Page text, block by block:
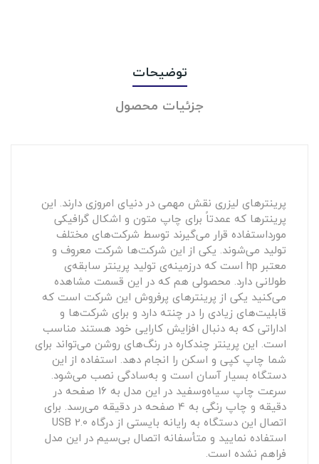
توضیحات
جزئیات محصول
پرینترهای لیزری نقش مهمی در دنیای امروزی دارند. این
پرینترها که عمدتاً برای چاپ متون و اشکال گرافیکی
مورداستفاده قرار می‌گیرند توسط شرکت‌های مختلف
تولید می‌شوند. یکی از این شرکت‌ها شرکت معروف و
معتبر hp است که درزمینه‌ی تولید پرینتر سابقه‌ی
طولانی دارد. محصولی هم که در این قسمت مشاهده
می‌کنید یکی از پرینترهای پرفروش این شرکت است که
قابلیت‌های زیادی را در چنته دارد و برای شرکت‌ها و
اداراتی که به دنبال افزایش کارایی خود هستند مناسب
است. این پرینتر چندکاره در رنگ‌های روشن می‌تواند برای
شما چاپ کپی و اسکن را انجام دهد. استفاده از این
دستگاه بسیار آسان است و به‌سادگی نصب می‌شود.
سرعت چاپ سیاه‌وسفید در این مدل به 16 صفحه در
دقیقه و چاپ رنگی به 4 صفحه در دقیقه می‌رسد. برای
اتصال این دستگاه به رایانه بایستی از درگاه USB 2.0
استفاده نمایید و متأسفانه اتصال بی‌سیم در این مدل
فراهم نشده است.